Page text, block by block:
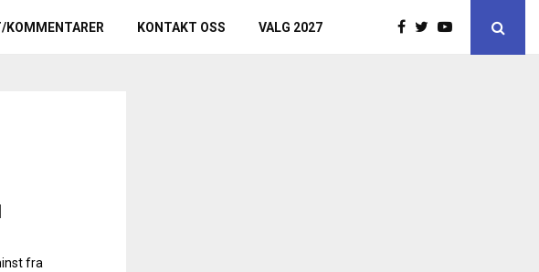
KOMMENTARER KONTAKT OSS VALG 2027
fra